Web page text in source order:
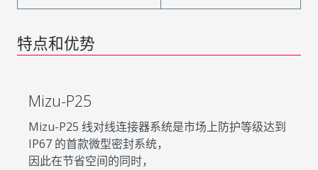
特点和优势
Mizu-P25
Mizu-P25 线对线连接器系统是市场上防护等级达到
IP67 的首款微型密封系统，
因此在节省空间的同时，